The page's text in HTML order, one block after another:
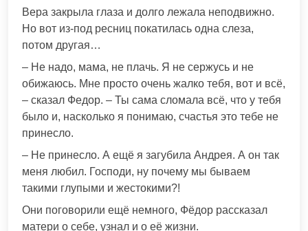
Вера закрыла глаза и долго лежала неподвижно.
Но вот из-под ресниц покатилась одна слеза,
потом другая…
– Не надо, мама, не плачь. Я не сержусь и не
обижаюсь. Мне просто очень жалко тебя, вот и всё,
– сказал Федор. – Ты сама сломала всё, что у тебя
было и, насколько я понимаю, счастья это тебе не
принесло.
– Не принесло. А ещё я загубила Андрея. А он так
меня любил. Господи, ну почему мы бываем
такими глупыми и жестокими?!
Они поговорили ещё немного, Фёдор рассказал
матери о себе, узнал и о её жизни.